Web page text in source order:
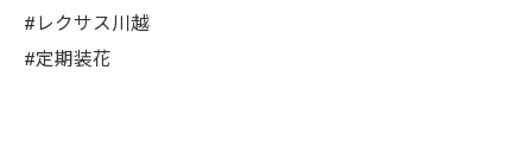
#レクサス川越
#定期装花